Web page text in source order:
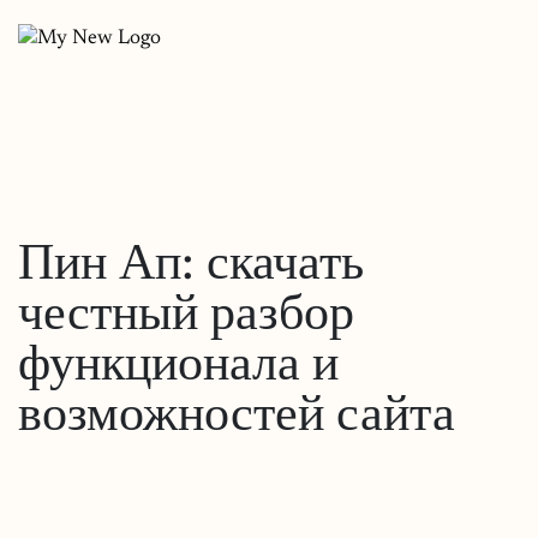
Пин Ап: скачать
честный разбор
функционала и
возможностей сайта